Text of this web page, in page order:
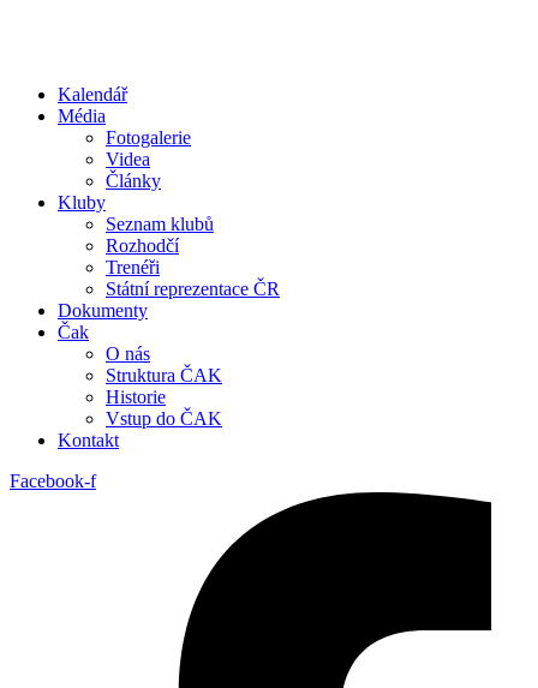
Kalendář
Média
Fotogalerie
Videa
Články
Kluby
Seznam klubů
Rozhodčí
Trenéři
Státní reprezentace ČR
Dokumenty
Čak
O nás
Struktura ČAK
Historie
Vstup do ČAK
Kontakt
Facebook-f